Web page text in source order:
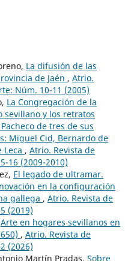
La difusión de las
de Jaén , Atrio.
Núm. 10-11 (2005)
La Congregación de la
sevillano y los retratos
de tres de sus
Miguel Cid, Bernardo de
Leca , Atrio. Revista de
16 (2009-2010)
El legado de ultramar.
en la configuración
gallega , Atrio. Revista de
(2019)
Arte en hogares sevillanos en
, Atrio. Revista de
(2026)
Martín Pradas, Sobre